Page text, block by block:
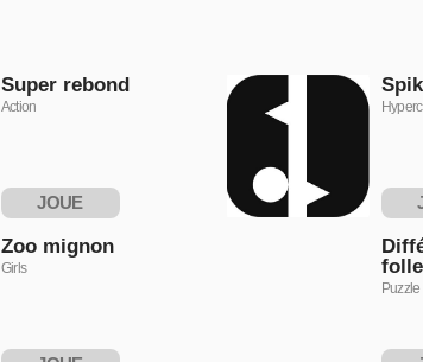
Super rebond
Action
JOUE
Zoo mignon
Girls
folle
Puzzle